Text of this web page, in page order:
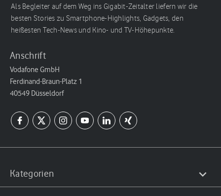
Als Begleiter auf dem Weg ins Gigabit-Zeitalter liefern wir die
besten Stories zu Smartphone-Highlights, Gadgets, den
heißesten Tech-News und Kino- und TV-Höhepunkte.
Anschrift
Vodafone GmbH
Ferdinand-Braun-Platz 1
40549 Düsseldorf
Kategorien